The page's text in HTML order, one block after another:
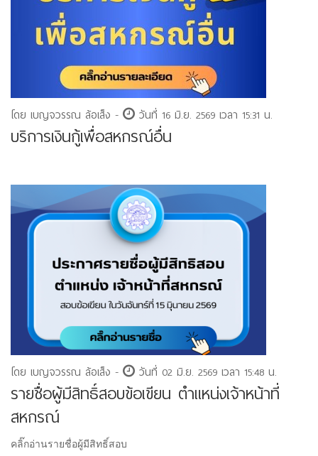
โดย เบญจวรรณ ล้อเส็ง - วันที่ 16 มิ.ย. 2569 เวลา 15:31 น.
บริการเงินกู้เพื่อสหกรณ์อื่น
โดย เบญจวรรณ ล้อเส็ง - วันที่ 02 มิ.ย. 2569 เวลา 15:48 น.
รายชื่อผู้มีสิทธิ์สอบข้อเขียน ตำแหน่งเจ้าหน้าที่
สหกรณ์
คลิ๊กอ่านรายชื่อผู้มีสิทธิ์สอบ